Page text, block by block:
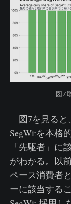
図7.
図7を見ると
SegWitを本格
「先駆者」に
がわかる。以
ペース消費者
ーに該当する